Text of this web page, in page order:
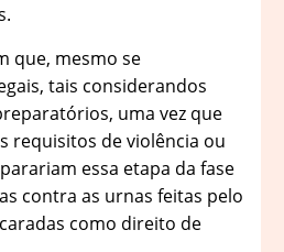
que, mesmo se
tais considerandos
uma vez que
requisitos de violência ou
essa etapa da fase
contra as urnas feitas pelo
como direito de